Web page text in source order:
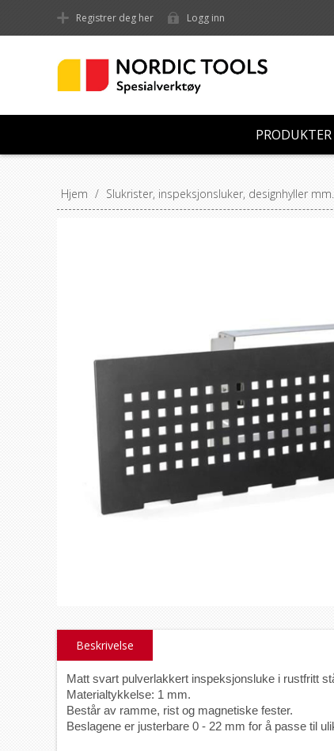
Registrer deg her Logg inn
PRODUKTER
Hjem / Slukrister, inspeksjonsluker, designhyller mm.
Beskrivelse
Matt svart pulverlakkert inspeksjonsluke i rustfritt
Materialtykkelse: 1 mm.
Består av ramme, rist og magnetiske fester.
Beslagene er justerbare 0 - 22 mm for å passe til